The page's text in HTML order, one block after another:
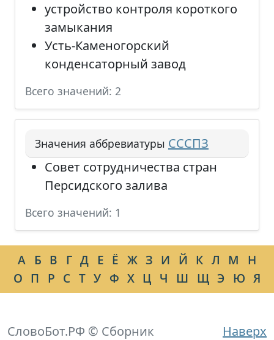
устройство контроля короткого
замыкания
Усть-Каменогорский
конденсаторный завод
Всего значений: 2
Значения аббревиатуры СССПЗ
Совет сотрудничества стран
Персидского залива
Всего значений: 1
А Б В Г Д Е Ё Ж З И Й К Л М
Н
О П Р С Т У Ф Х Ц Ч Ш Щ Э Ю Я
Наверх
СловоБот.РФ © Сборник